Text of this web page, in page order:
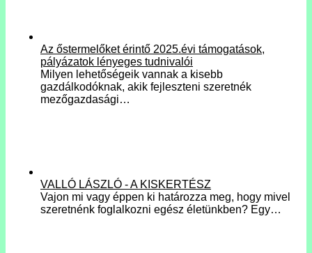
Az őstermelőket érintő 2025.évi támogatások,
pályázatok lényeges tudnivalói
Milyen lehetőségeik vannak a kisebb
gazdálkodóknak, akik fejleszteni szeretnék
mezőgazdasági…
VALLÓ LÁSZLÓ - A KISKERTÉSZ
Vajon mi vagy éppen ki határozza meg, hogy mivel
szeretnénk foglalkozni egész életünkben? Egy…